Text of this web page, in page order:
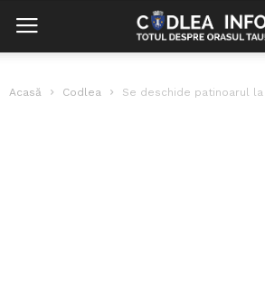
Acasă Codlea Se deschide patinoarul